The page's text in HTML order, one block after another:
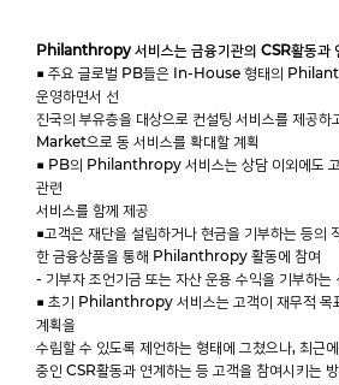
Philanthropy 서비스는 금융기관의 CSR활동과
■ 주요 글로벌 PB들은 In-House 형태의
운영하면서 선
진국의 부유층을 대상으로 컨설팅 서비스를 제공
Market으로 동 서비스를 확대할 계획
■ PB의 Philanthropy 서비스는 상담 이외에도 고
관련
서비스를 함께 제공
■고객은 재단을 설립하거나 현금을 기부하는 등의
한 금융상품을 통해 Philanthropy 활동에 참여
- 기부자 조언기금 또는 자산 운용 수익을 기부하는
■ 초기 Philanthropy 서비스는 고객이 재무적
계획을
수립할 수 있도록 제언하는 형태에 그쳤으나, 최근
중인 CSR활동과 연계하는 등 고객을 참여시키는